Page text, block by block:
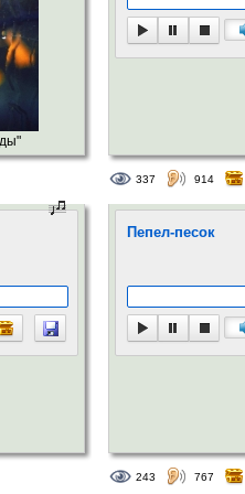
337 914
Пепел-песок
243 767